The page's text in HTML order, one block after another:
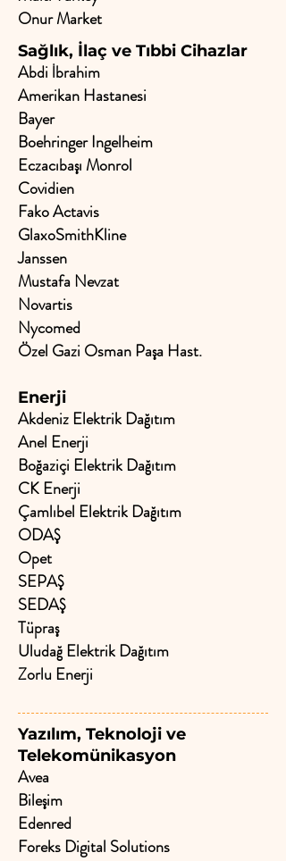
Onur Market
Sağlık, İlaç ve Tıbbi Cihazlar
Abdi İbrahim
Amerikan Hastanesi
Bayer
Boehringer Ingelheim
Eczacıbaşı Monrol
Covidien
Fako Actavis
GlaxoSmithKline
Janssen
Mustafa Nevzat
Novartis
Nycomed
Özel Gazi Osman Paşa Hast.
Enerji
Akdeniz Elektrik Dağıtım
Anel Enerji
Boğaziçi Elektrik Dağıtım
CK Enerji
Çamlıbel Elektrik Dağıtım
ODAŞ
Opet
SEPAŞ
SEDAŞ
Tüpraş
Uludağ Elektrik Dağıtım
Zorlu Enerji
Yazılım, Teknoloji ve
Telekomünikasyon
Avea
Bileşim
Edenred
Foreks Digital Solutions